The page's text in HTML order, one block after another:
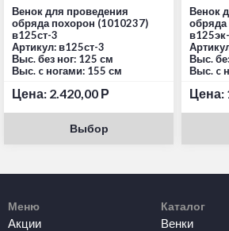
Венок для проведения
обряда похорон (1010237)
в125ст-3
Артикул: в125ст-3
Выс. без ног: 125 см
Выс. c ногами: 155 см
Цена: 2.420,00 Р
Выбор
Венок
обряда
Выс.
Выс. c
Цена:
Меню
Акции
Каталог
Венки